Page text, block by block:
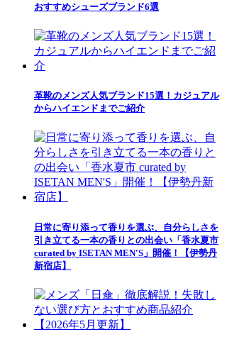
おすすめシューズブランド6選
革靴のメンズ人気ブランド15選！カジュアル
からハイエンドまでご紹介
日常に寄り添って香りを選ぶ、自分らしさを
引き立てる一本の香りとの出会い「香水夏市
curated by ISETAN MEN'S」開催！【伊勢丹
新宿店】